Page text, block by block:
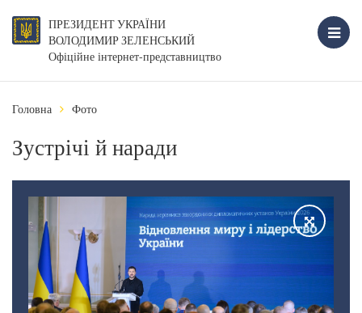
ПРЕЗИДЕНТ УКРАЇНИ
ВОЛОДИМИР ЗЕЛЕНСЬКИЙ
Офіційне інтернет-представництво
Головна Фото
Зустрічі й наради